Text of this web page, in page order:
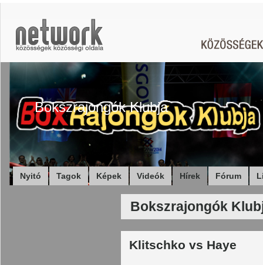
Bokszrajongók Klubja
Nyitó Tagok Képek Videók Hírek Fórum
Bokszrajongók
Klitschko vs Haye